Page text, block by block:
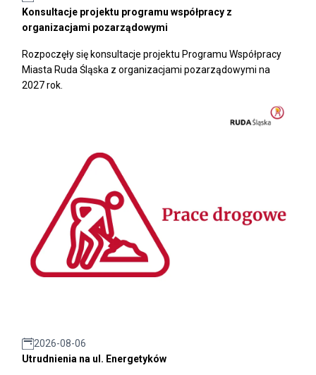
Konsultacje projektu programu współpracy z
organizacjami pozarządowymi
Rozpoczęły się konsultacje projektu Programu Współpracy
Miasta Ruda Śląska z organizacjami pozarządowymi na
2027 rok.
2026-08-06
Utrudnienia na ul. Energetyków